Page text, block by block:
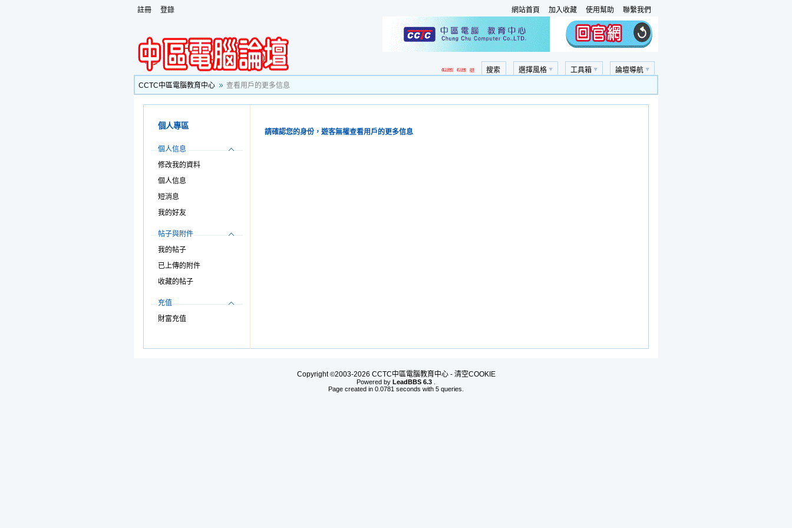
註冊 登錄 網站首頁 加入收藏 使用幫助 聯繫我們
論壇導航
工具箱
選擇風格
搜索
CCTC中區電腦教育中心
查看用戶的更多信息
個人專區
個人信息
修改我的資料
個人信息
短消息
我的好友
帖子與附件
我的帖子
已上傳的附件
收藏的帖子
充值
財富充值
請確認您的身份，遊客無權查看用戶的更多信息
Copyright©2003-2026 CCTC中區電腦教育中心 - 清空COOKIE
Powered by LeadBBS 6.3
Page created in 0.0781 seconds with 5 queries.